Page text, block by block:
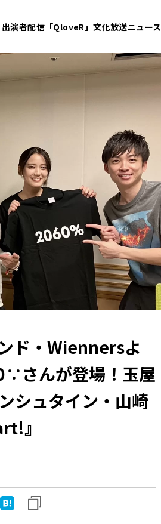
出演者配信「QloveR」文化放送ニュース
ド・Wiennersよ
さんが登場！玉屋
シュタイン・山崎
』